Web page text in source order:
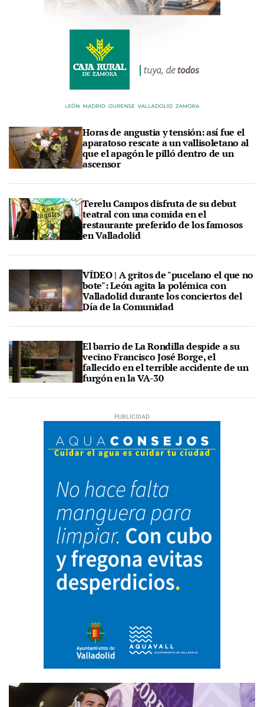
Horas de angustia y tensión: así fue el
aparatoso rescate a un vallisoletano al
que el apagón le pilló dentro de un
ascensor
Terelu Campos disfruta de su debut
teatral con una comida en el
restaurante preferido de los famosos
en Valladolid
VÍDEO | A gritos de "pucelano el que no
bote": León agita la polémica con
Valladolid durante los conciertos del
Día de la Comunidad
El barrio de La Rondilla despide a su
vecino Francisco José Borge, el
fallecido en el terrible accidente de un
furgón en la VA-30